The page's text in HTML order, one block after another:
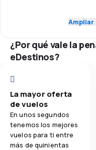
Red de conexiones
Precio del billete
Transporte de equipaje
Comidas
¿Por qué vale la
eDestinos?
La mayor oferta
de vuelos
En unos segundos
tenemos los mejores
vuelos para ti entre
más de quinientas